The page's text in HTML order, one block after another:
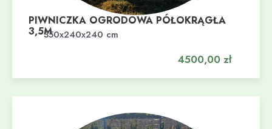
PIWNICZKA OGRODOWA PÓŁOKRĄGŁA
3,5M350x240x240 cm
4500,00 zł
Dodaj do koszyka